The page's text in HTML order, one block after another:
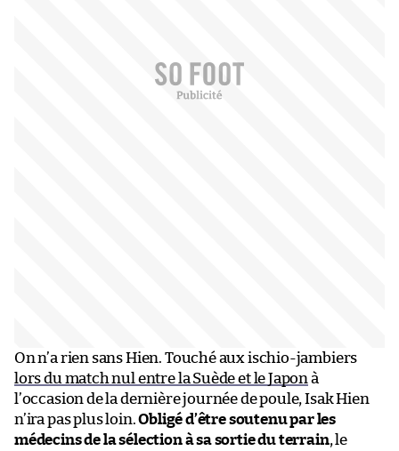
On n’a rien sans Hien. Touché aux ischio-jambiers
lors du match nul entre la Suède et le Japon à
l’occasion de la dernière journée de poule, Isak Hien
n’ira pas plus loin.Obligé d’être soutenu par les
médecins de la sélection à sa sortie du terrain, le